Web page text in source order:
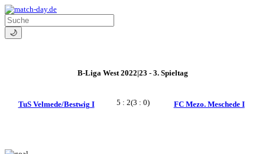
🌙
B-Liga West 2022|23 - 3. Spieltag
TuS Velmede/Bestwig I 5 : 2(3 : 0) FC Mezo. Meschede I